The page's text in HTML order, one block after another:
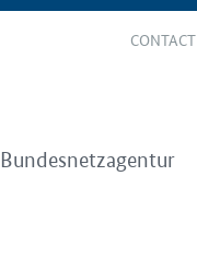
CONTACT
Bundesnetzagentur